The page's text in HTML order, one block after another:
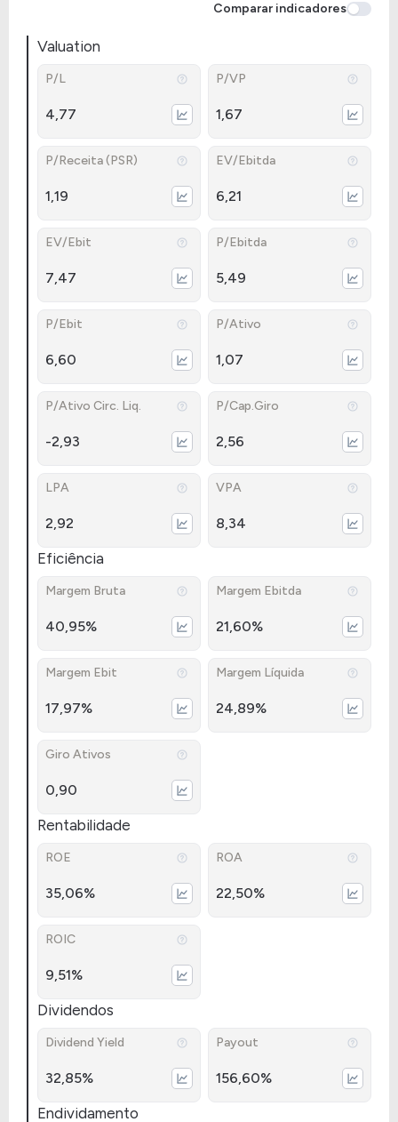
Comparar indicadores
Valuation
P/L
4,77
P/VP
1,67
P/Receita (PSR)
1,19
EV/Ebitda
6,21
EV/Ebit
7,47
P/Ebitda
5,49
P/Ebit
6,60
P/Ativo
1,07
P/Ativo Circ. Liq.
-2,93
P/Cap.Giro
2,56
LPA
2,92
VPA
8,34
Eficiência
Margem Bruta
40,95%
Margem Ebitda
21,60%
Margem Ebit
17,97%
Margem Líquida
24,89%
Giro Ativos
0,90
Rentabilidade
ROE
35,06%
ROA
22,50%
ROIC
9,51%
Dividendos
Dividend Yield
32,85%
Payout
156,60%
Endividamento